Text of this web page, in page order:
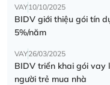
VAY10/10/2025
BIDV giới thiệu gói tín
5%/năm
VAY26/03/2025
BIDV triển khai gói vay
người trẻ mua nhà